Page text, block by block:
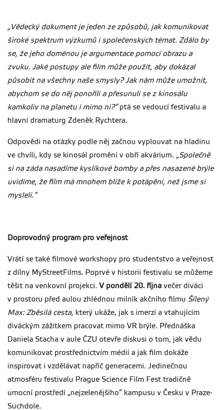
„Vědecký dokument je jeden ze způsobů, jak komunikovat
široké spektrum výzkumů i společenských témat. Zdálo by
se, že jeho doménou je argumentace pomocí obrazu a
zvuku. Jaké postupy ale film může použít, aby dokázal
působit na všechny naše smysly? Jak nám může umožnit,
abychom se do něj ponořili a přesunuli se z kinosálu
kamkoliv na planetu i mimo ni?“ptá se vedoucí festivalu a
hlavní dramaturg Zdeněk Rychtera.
Odpovědi na otázky podle něj začnou vyplouvat na hladinu
ve chvíli, kdy se kinosál promění v obří akvárium. „Společně
si na záda nasadíme kyslíkové bomby a přes nasazené brýle
uvidíme, že film má mnohem blíže k potápění, než jsme si
mysleli.“
Doprovodný program pro veřejnost
Vrátí se také filmové workshopy pro studentstvo a veřejnost
z dílny MyStreetFilms. Poprvé v historii festivalu se můžeme
těšit na venkovní projekci. V pondělí 20. října večer diváci
v prostoru před aulou zhlédnou milník akčního filmu Šílený
Max: Zběsilá cesta, který ukáže, jak s imerzí a vtahujícím
diváckým zážitkem pracovat mimo VR brýle. Přednáška
Daniela Stacha v aule ČZU otevře diskusi o tom, jak vědu
komunikovat prostřednictvím médií a jak film dokáže
inspirovat i vzdělávat napříč generacemi. Jedinečnou
atmosféru festivalu Prague Science Film Fest tradičně
umocní prostředí „nejzelenějšího“ kampusu v Česku v Praze-
Suchdole.